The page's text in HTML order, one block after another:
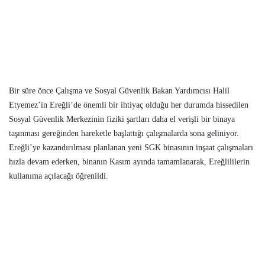
Bir süre önce Çalışma ve Sosyal Güvenlik Bakan Yardımcısı Halil
Etyemez’in Ereğli’de önemli bir ihtiyaç olduğu her durumda hissedilen
Sosyal Güvenlik Merkezinin fiziki şartları daha el verişli bir binaya
taşınması gereğinden hareketle başlattığı çalışmalarda sona geliniyor.
Ereğli’ye kazandırılması planlanan yeni SGK binasının inşaat çalışmaları
hızla devam ederken, binanın Kasım ayında tamamlanarak, Ereğlililerin
kullanıma açılacağı öğrenildi.